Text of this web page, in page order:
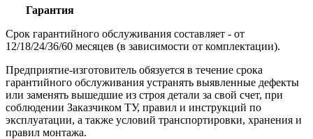
Гарантия
Срок гарантийного обслуживания составляет - от
12/18/24/36/60 месяцев (в зависимости от комплектации).
Предприятие-изготовитель обязуется в течение срока
гарантийного обслуживания устранять выявленные дефекты
или заменять вышедшие из строя детали за свой счет, при
соблюдении Заказчиком ТУ, правил и инструкций по
эксплуатации, а также условий транспортировки, хранения и
правил монтажа.